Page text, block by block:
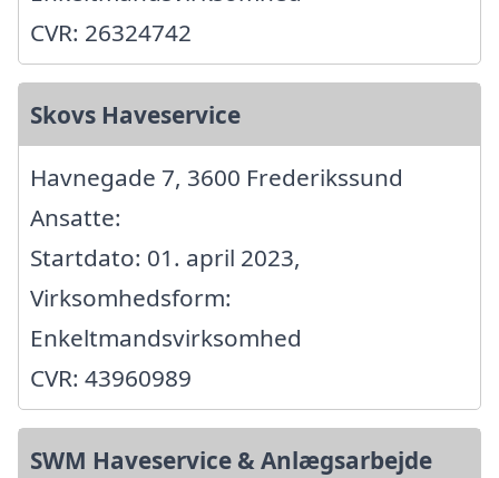
CVR: 26324742
Skovs Haveservice
Havnegade 7, 3600 Frederikssund
Ansatte:
Startdato: 01. april 2023,
Virksomhedsform:
Enkeltmandsvirksomhed
CVR: 43960989
SWM Haveservice & Anlægsarbejde